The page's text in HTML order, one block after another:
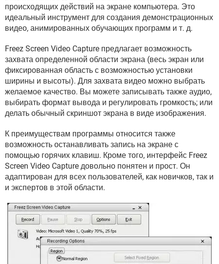
YANDEX
происходящих действий на экране компьютера. Это
идеальный инструмент для создания демонстрационных
видео, анимированных обучающих программ и т. д.
Freez Screen Video Capture предлагает возможность
захвата определенной области экрана (весь экран или
фиксированная область с возможностью установки
ширины и высоты). Для захвата видео можно выбрать
желаемое качество. Вы можете записывать также аудио,
выбирать формат вывода и регулировать громкость; или
делать обычный скриншот экрана в виде изображения.
К преимуществам программы относится также
возможность останавливать запись на экране с
помощью горячих клавиш. Кроме того, интерфейс Freez
Screen Video Capture довольно понятен и прост. Он
адаптирован для всех пользователей, как новичков, так и
и экспертов в этой области.